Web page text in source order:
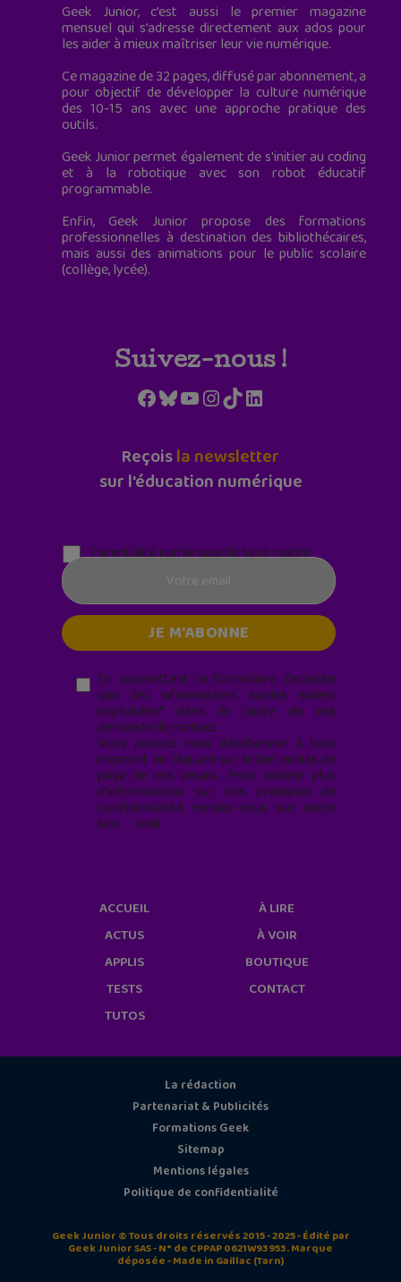
Geek Junior, c’est aussi le premier magazine
mensuel qui s’adresse directement aux ados pour
les aider à mieux maîtriser leur vie numérique.
Ce magazine de 32 pages, diffusé par abonnement, a
pour objectif de développer la culture numérique
des 10-15 ans avec une approche pratique des
outils.
Geek Junior permet également de s'initier au coding
et à la robotique avec son robot éducatif
programmable.
Enfin, Geek Junior propose des formations
professionnelles à destination des bibliothécaires,
mais aussi des animations pour le public scolaire
(collège, lycée).
Suivez-nous !
Facebook
Bluesky
YouTube
Instagram
TikTokLinkedIn
Reçoisla newsletter
sur l'éducation numérique
Parentalité numérique (le lundi matin)
En soumettant ce formulaire, j’accepte
que les informations saisies soient
exploitées* dans le cadre de ma
demande de contact.
Vous pouvez vous désabonner à tout
moment en cliquant sur le lien en bas de
page de nos emails. Pour obtenir plus
d'informations sur nos pratiques de
confidentialité, rendez-vous sur notre
site web
ACCUEIL
ACTUS
APPLIS
TESTS
TUTOS
À LIRE
À VOIR
BOUTIQUE
CONTACT
La rédaction
Partenariat & Publicités
Formations Geek
Sitemap
Mentions légales
Politique de confidentialité
Geek Junior © Tous droits réservés 2015 - 2025 - Édité par
Geek Junior SAS - N° de CPPAP 0621W93953. Marque
déposée - Made in Gaillac (Tarn)